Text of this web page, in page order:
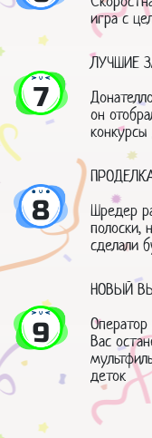
игра с
7
ЛУЧШИЕ
он
8
Шредер
полоски,
сделали
9
НОВЫЙ
Вас
деток